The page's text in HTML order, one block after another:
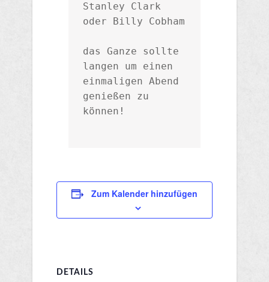
Stanley Clark
oder Billy Cobham
das Ganze sollte
langen um einen
einmaligen Abend
genießen zu
können!
Zum Kalender hinzufügen
DETAILS